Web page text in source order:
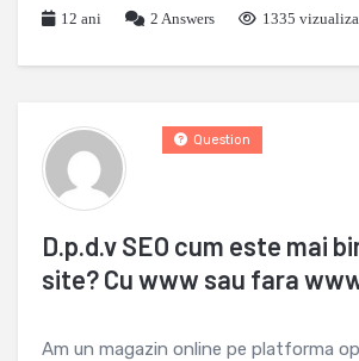
12 ani
2 Answers 1335
D.p.d.v SEO cum este mai
site? Cu www sau fara
Question
Am un magazin online pe platforma